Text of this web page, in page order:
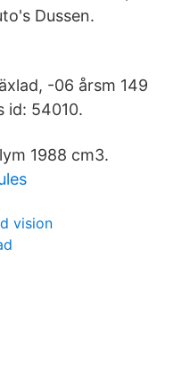
Dussen.
-06 årsm 149
id: 54010.
1988 cm3.
vision